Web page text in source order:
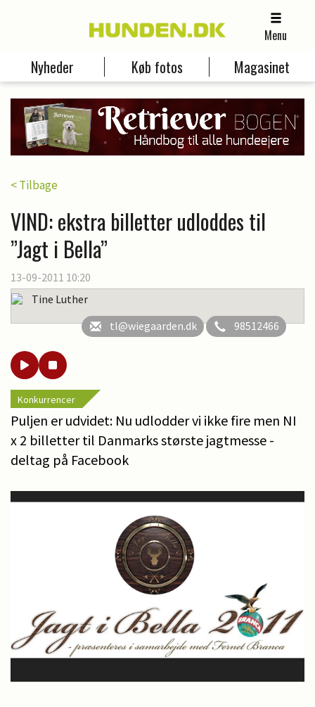
Menu
Nyheder Køb fotos Magasinet
< Tilbage
VIND: ekstra billetter udloddes til
”Jagt i Bella”
13-09-2011 10:20
Tine Luther
tl@wiegaarden.dk
98512466
Konkurrencer
Puljen er udvidet: Nu udlodder vi ikke fire men NI
x 2 billetter til Danmarks største jagtmesse -
deltag på Facebook